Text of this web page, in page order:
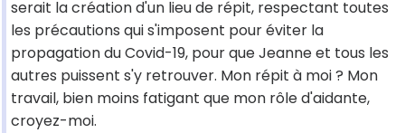
serait la création d'un lieu de répit, respectant toutes
les précautions qui s'imposent pour éviter la
propagation du Covid-19, pour que Jeanne et tous les
autres puissent s'y retrouver. Mon répit à moi ? Mon
travail, bien moins fatigant que mon rôle d'aidante,
croyez-moi.